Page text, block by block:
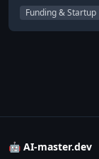
Funding & Startup
🤖 AI-master.dev